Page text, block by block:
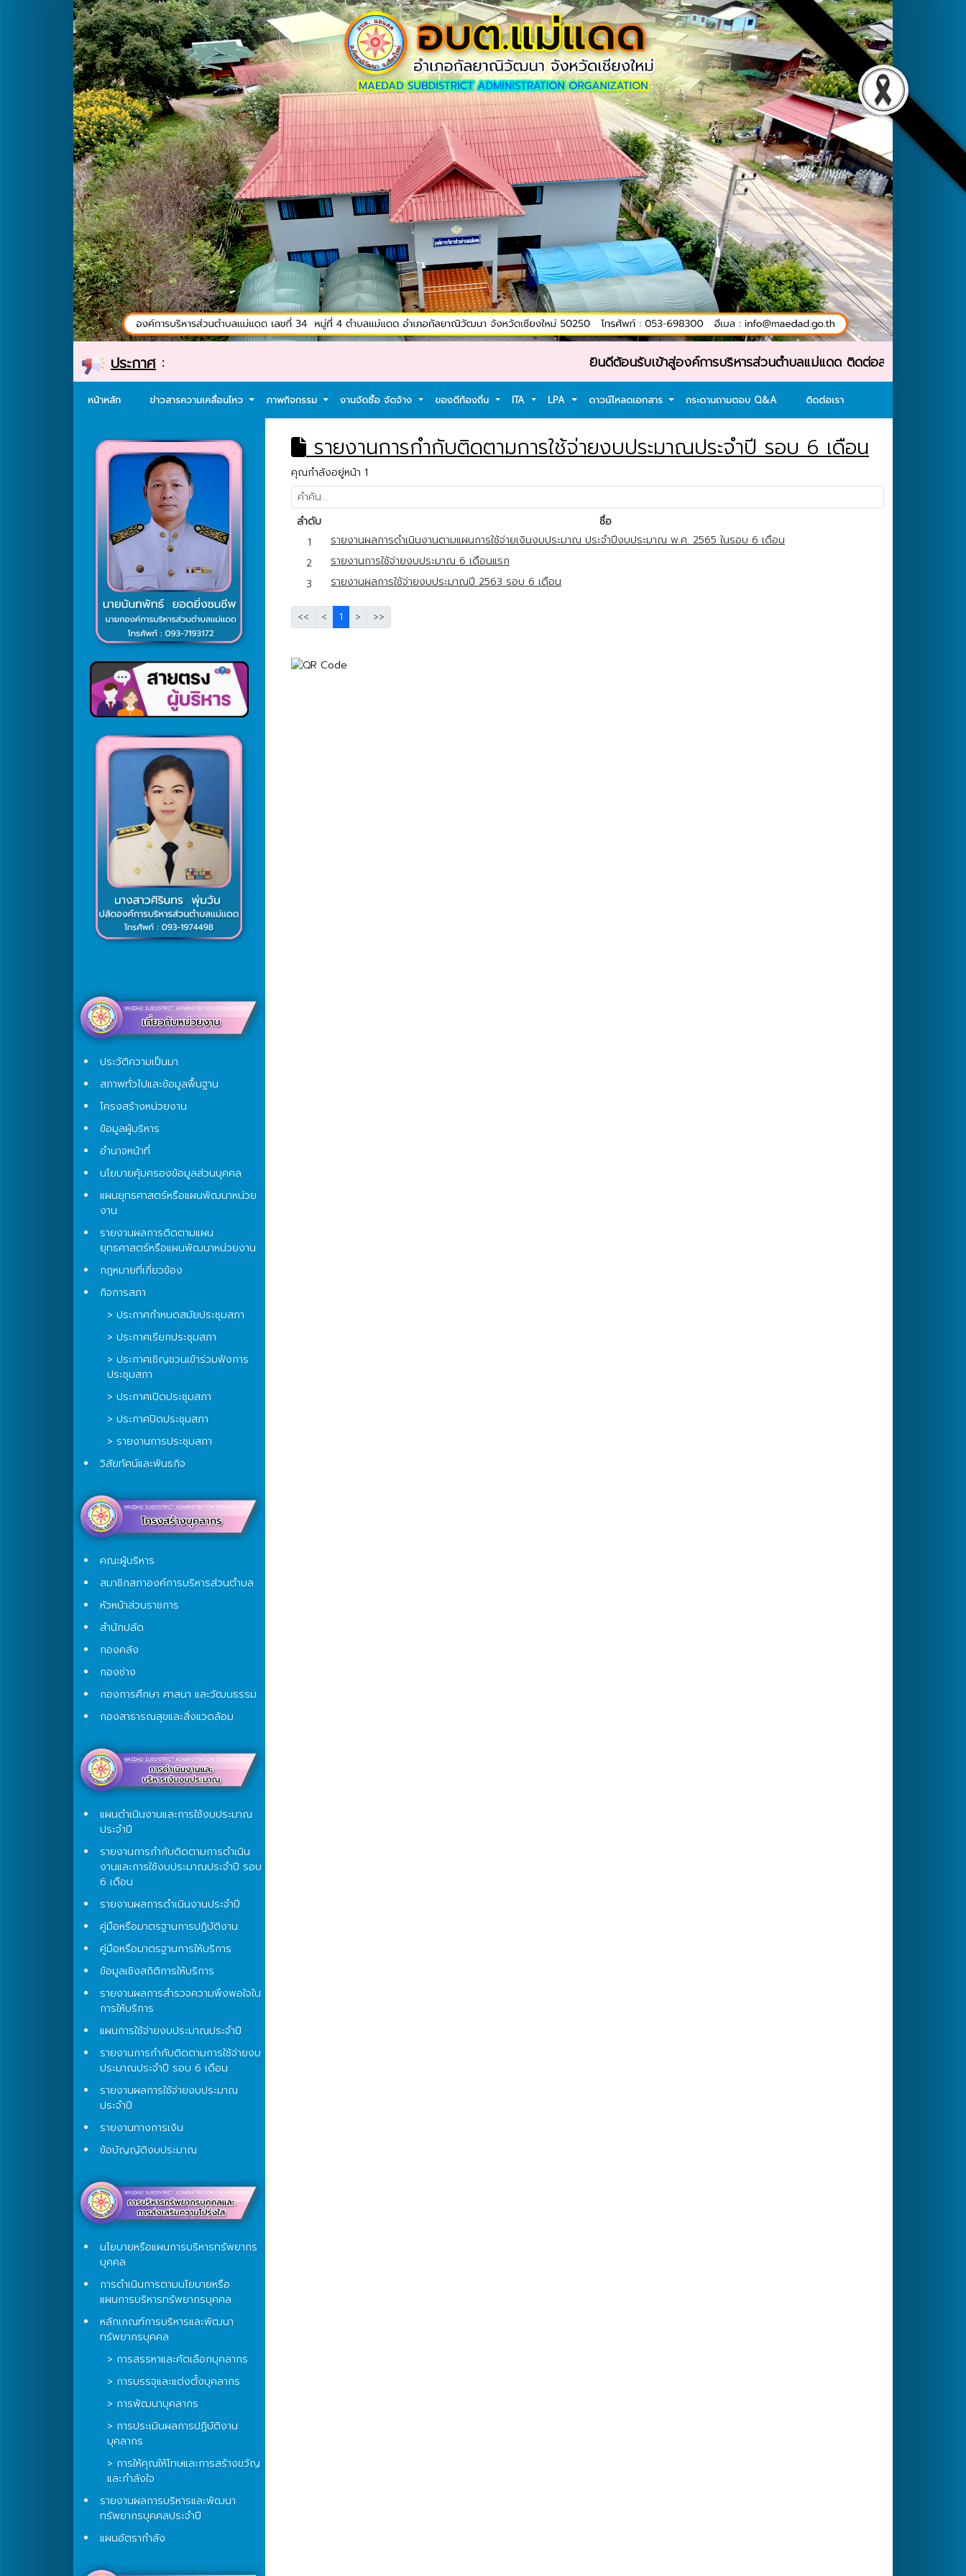
ประกาศ : ยินดีต้อนรับเข้าสู่องค์การบริหารส่วนตำบลแม่แดด ติดต่อสอบถาม : โทรศัพท์ :
หน้าหลัก ข่าวสารความเคลื่อนไหว ภาพกิจกรรม งานจัดซื้อ จัดจ้าง ของดีท้องถิ่น ITA LPA ดาวน์โหลดเอกสาร กระดานถามตอบ Q&A ติดต่อเรา
ประวัติความเป็นมา
สภาพทั่วไปและข้อมูลพื้นฐาน
โครงสร้างหน่วยงาน
ข้อมูลผู้บริหาร
อำนาจหน้าที่
นโยบายคุ้มครองข้อมูลส่วนบุคคล
แผนยุทธศาสตร์หรือแผนพัฒนาหน่วย
งาน
รายงานผลการติดตามแผน
ยุทธศาสตร์หรือแผนพัฒนาหน่วยงาน
กฎหมายที่เกี่ยวข้อง
กิจการสภา
> ประกาศกำหนดสมัยประชุมสภา
> ประกาศเรียกประชุมสภา
> ประกาศเชิญชวนเข้าร่วมฟังการ
ประชุมสภา
> ประกาศเปิดประชุมสภา
> ประกาศปิดประชุมสภา
> รายงานการประชุมสภา
วิสัยทัศน์และพันธกิจ
คณะผู้บริหาร
สมาชิกสภาองค์การบริหารส่วนตำบล
หัวหน้าส่วนราชการ
สำนักปลัด
กองคลัง
กองช่าง
กองการศึกษา ศาสนา และวัฒนธรรม
กองสาธารณสุขและสิ่งแวดล้อม
แผนดำเนินงานและการใช้งบประมาณ
ประจำปี
รายงานการกำกับติดตามการดำเนิน
งานและการใช้งบประมาณประจำปี รอบ
6 เดือน
รายงานผลการดำเนินงานประจำปี
คู่มือหรือมาตรฐานการปฏิบัติงาน
คู่มือหรือมาตรฐานการให้บริการ
ข้อมูลเชิงสถิติการให้บริการ
รายงานผลการสำรวจความพึงพอใจใน
การให้บริการ
แผนการใช้จ่ายงบประมาณประจำปี
รายงานการกำกับติดตามการใช้จ่ายงบ
ประมาณประจำปี รอบ 6 เดือน
รายงานผลการใช้จ่ายงบประมาณ
ประจำปี
รายงานทางการเงิน
ข้อบัญญัติงบประมาณ
นโยบายหรือแผนการบริหารทรัพยากร
บุคคล
การดำเนินการตามนโยบายหรือ
แผนการบริหารทรัพยากรบุคคล
หลักเกณฑ์การบริหารและพัฒนา
ทรัพยากรบุคคล
> การสรรหาและคัดเลือกบุคลากร
> การบรรจุและแต่งตั้งบุคลากร
> การพัฒนาบุคลากร
> การประเมินผลการปฏิบัติงาน
บุคลากร
> การให้คุณให้โทษและการสร้างขวัญ
และกำลังใจ
รายงานผลการบริหารและพัฒนา
ทรัพยากรบุคคลประจำปี
แผนอัตรากำลัง
รายงานการกำกับติดตามการใช้จ่ายงบประมาณประจำปี รอบ 6 เดือน
คุณกำลังอยู่หน้า 1
ลำดับ
ชื่อ
1
รายงานผลการดำเนินงานตามแผนการใช้จ่ายเงินงบประมาณ ประจำปีงบประมาณ พ.ศ. 2565 ในรอบ 6 เดือน
2
รายงานการใช้จ่ายงบประมาณ 6 เดือนแรก
3
รายงานผลการใช้จ่ายงบประมาณปี 2563 รอบ 6 เดือน
<< < 1 > >>